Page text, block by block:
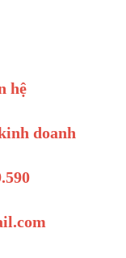
hệ
doanh